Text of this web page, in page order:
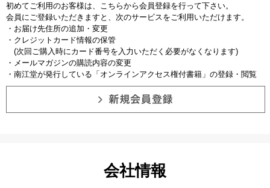
初めてご利用のお客様は、こちらから会員登録を行って下さい。
会員にご登録いただきますと、次のサービスをご利用いただけます。
・お届け先住所の追加・変更
・クレジットカード情報の保管
(次回ご購入時にカード番号を入力いただく必要がなくなります)
・メールマガジンの購読内容の変更
・南江堂が発行している「オンラインアクセス権付書籍」の登録・閲覧
会社情報